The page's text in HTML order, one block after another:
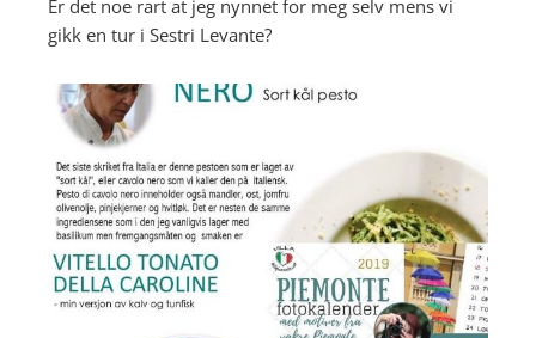
Er det noe rart at jeg nynnet for meg selv mens vi
gikk en tur i Sestri Levante?